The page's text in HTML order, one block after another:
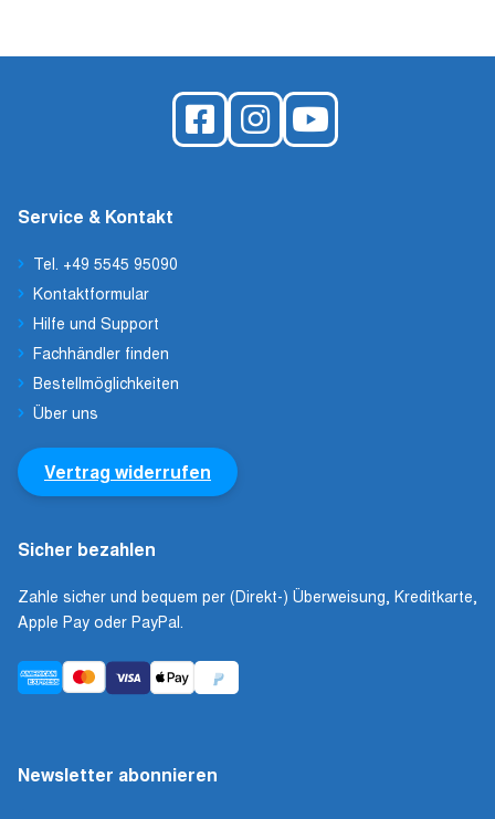
Service & Kontakt
Tel. +49 5545 95090
Kontaktformular
Hilfe und Support
Fachhändler finden
Bestellmöglichkeiten
Über uns
Vertrag widerrufen
Sicher bezahlen
Zahle sicher und bequem per (Direkt-) Überweisung, Kreditkarte,
Apple Pay oder PayPal.
Newsletter abonnieren